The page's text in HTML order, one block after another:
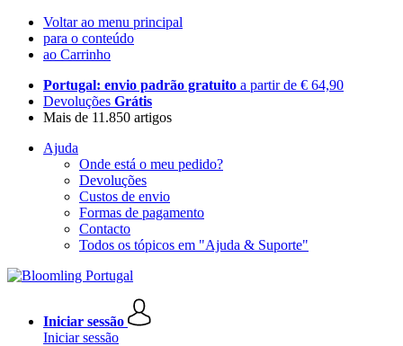
Voltar ao menu principal
para o conteúdo
ao Carrinho
Portugal: envio padrão gratuito a partir de € 64,90
Devoluções Grátis
Mais de 11.850 artigos
Ajuda
Onde está o meu pedido?
Devoluções
Custos de envio
Formas de pagamento
Contacto
Todos os tópicos em "Ajuda & Suporte"
Iniciar sessão
Iniciar sessão